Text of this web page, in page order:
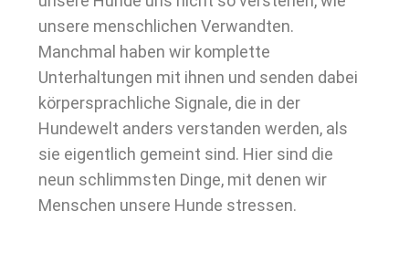
unsere menschlichen Verwandten.
Manchmal haben wir komplette
Unterhaltungen mit ihnen und senden dabei
körpersprachliche Signale, die in der
Hundewelt anders verstanden werden, als
sie eigentlich gemeint sind. Hier sind die
neun schlimmsten Dinge, mit denen wir
Menschen unsere Hunde stressen.